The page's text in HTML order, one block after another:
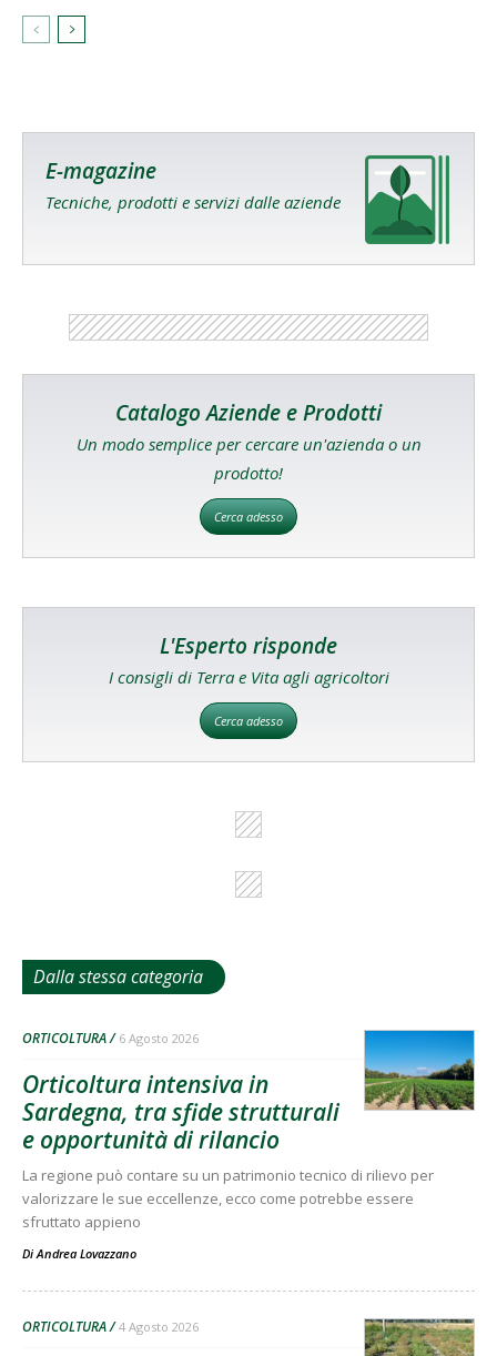
E-magazine
Tecniche, prodotti e servizi dalle aziende
Catalogo Aziende e Prodotti
Un modo semplice per cercare un'azienda o un
prodotto!
Cerca adesso
L'Esperto risponde
I consigli di Terra e Vita agli agricoltori
Cerca adesso
Dalla stessa categoria
ORTICOLTURA 6 Agosto 2026
Orticoltura intensiva in
Sardegna, tra sfide strutturali
e opportunità di rilancio
La regione può contare su un patrimonio tecnico di rilievo per
valorizzare le sue eccellenze, ecco come potrebbe essere
sfruttato appieno
DiAndrea Lovazzano
ORTICOLTURA 4 Agosto 2026